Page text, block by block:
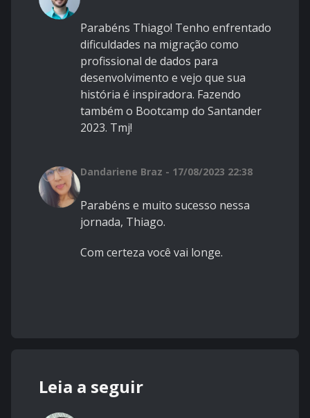
Parabéns Thiago! Tenho enfrentado
dificuldades na migração como
profissional de dados para
desenvolvimento e vejo que sua
história é inspiradora. Fazendo
também o Bootcamp do Santander
2023. Tmj!
Dandariene Braz - 17/08/2023 22:38
Parabéns e muito sucesso nessa
jornada, Thiago.
Com certeza você vai longe.
Leia a seguir